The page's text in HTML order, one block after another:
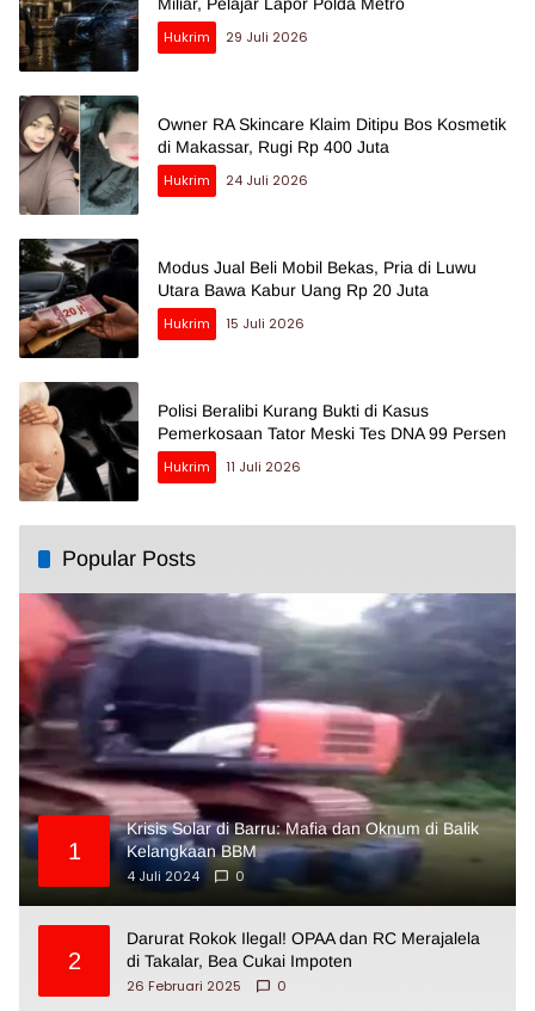
Miliar, Pelajar Lapor Polda Metro
Hukrim
29 Juli 2026
Owner RA Skincare Klaim Ditipu Bos Kosmetik
di Makassar, Rugi Rp 400 Juta
Hukrim
24 Juli 2026
Modus Jual Beli Mobil Bekas, Pria di Luwu
Utara Bawa Kabur Uang Rp 20 Juta
Hukrim
15 Juli 2026
Polisi Beralibi Kurang Bukti di Kasus
Pemerkosaan Tator Meski Tes DNA 99 Persen
Hukrim
11 Juli 2026
Popular Posts
1
Krisis Solar di Barru: Mafia dan Oknum di Balik
Kelangkaan BBM
4 Juli 2024
0
2
Darurat Rokok Ilegal! OPAA dan RC Merajalela
di Takalar, Bea Cukai Impoten
26 Februari 2025
0